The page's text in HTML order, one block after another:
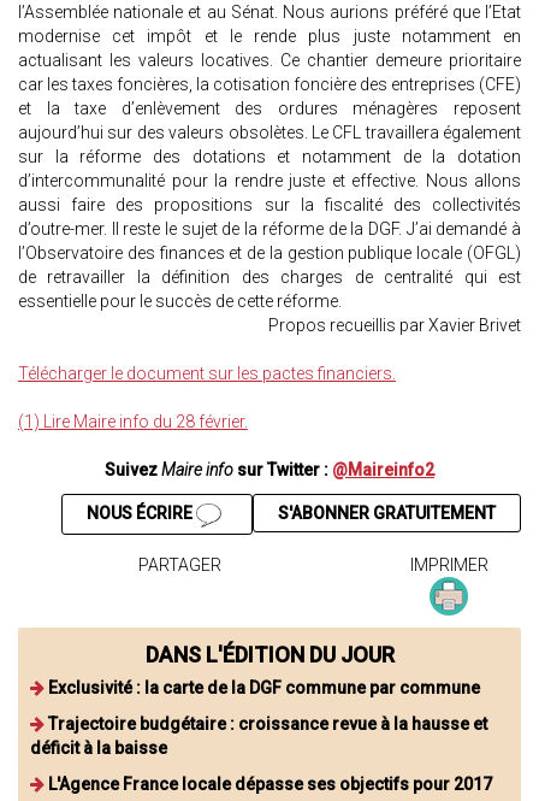
l’Assemblée nationale et au Sénat. Nous aurions préféré que l’Etat
modernise cet impôt et le rende plus juste notamment en
actualisant les valeurs locatives. Ce chantier demeure prioritaire
car les taxes foncières, la cotisation foncière des entreprises (CFE)
et la taxe d’enlèvement des ordures ménagères reposent
aujourd’hui sur des valeurs obsolètes. Le CFL travaillera également
sur la réforme des dotations et notamment de la dotation
d’intercommunalité pour la rendre juste et effective. Nous allons
aussi faire des propositions sur la fiscalité des collectivités
d’outre-mer. Il reste le sujet de la réforme de la DGF. J’ai demandé à
l’Observatoire des finances et de la gestion publique locale (OFGL)
de retravailler la définition des charges de centralité qui est
essentielle pour le succès de cette réforme.
Propos recueillis par Xavier Brivet
Télécharger le document sur les pactes financiers.
(1) Lire Maire info du 28 février.
SuivezMaire info sur Twitter : @Maireinfo2
S'ABONNER GRATUITEMENT
NOUS ÉCRIRE
PARTAGER IMPRIMER
DANS L'ÉDITION DU JOUR
Exclusivité : la carte de la DGF commune par commune
Trajectoire budgétaire : croissance revue à la hausse et
déficit à la baisse
L'Agence France locale dépasse ses objectifs pour 2017